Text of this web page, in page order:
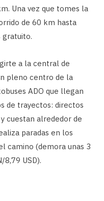
Una vez que tomes la
de 60 km hasta
gratuito.
a la central de
pleno centro de la
ADO que llegan
de trayectos: directos
cuestan alrededor de
paradas en los
camino (demora unas 3
8,79 USD).